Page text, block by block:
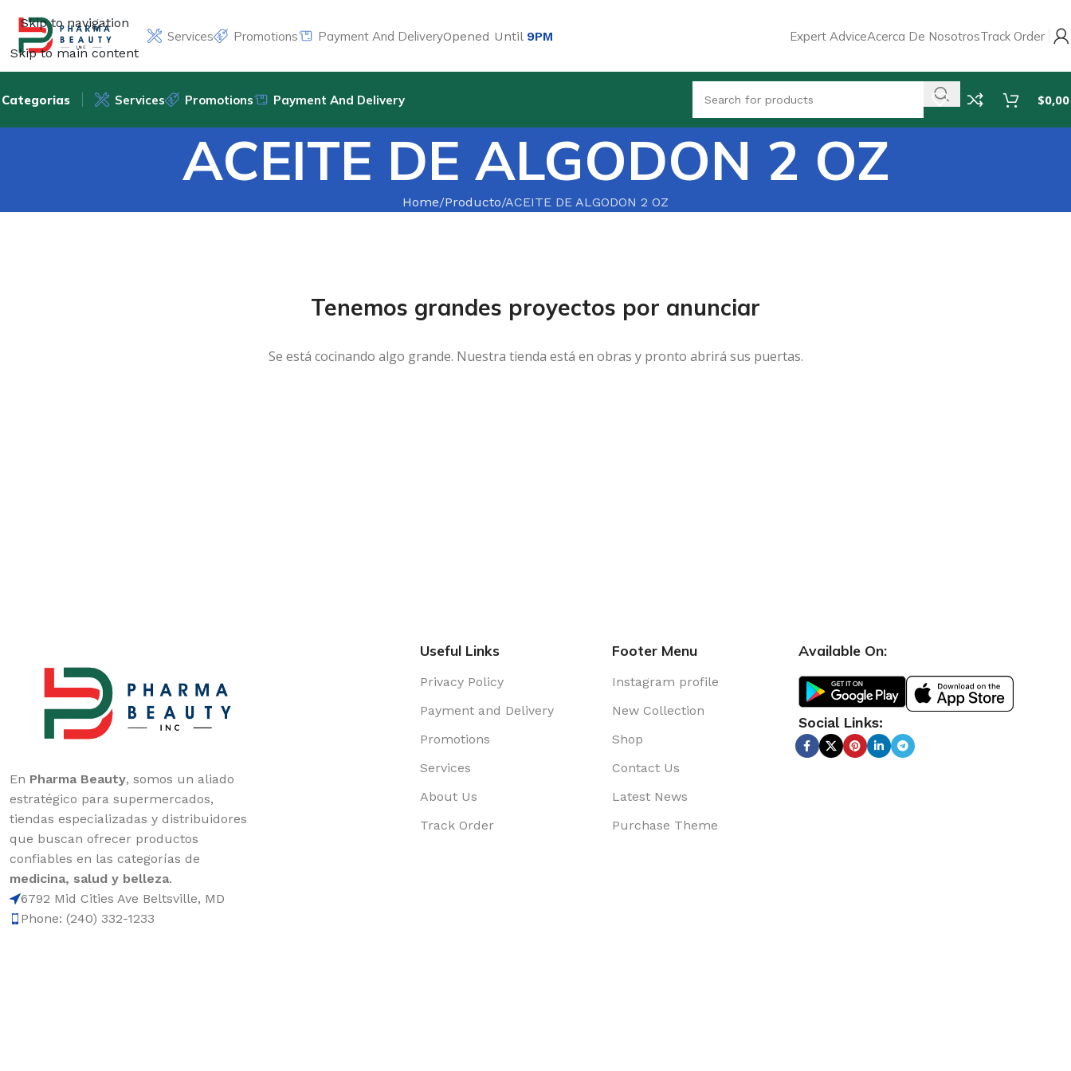
Skip to navigation
Skip to main content
Services Promotions Payment And DeliveryOpened Until 9PM Expert AdviceAcerca De NosotrosTrack Order
Categorias Services Promotions Payment And Delivery $0,00
ACEITE DE ALGODON 2 OZ
Home Producto ACEITE DE ALGODON 2 OZ
Tenemos grandes proyectos por anunciar
Se está cocinando algo grande. Nuestra tienda está en obras y pronto abrirá sus puertas.
En Pharma Beauty, somos un aliado
estratégico para supermercados,
tiendas especializadas y distribuidores
que buscan ofrecer productos
confiables en las categorías de
medicina, salud y belleza.
6792 Mid Cities Ave Beltsville, MD
Phone: (240) 332-1233
Useful Links
Privacy Policy
Payment and Delivery
Promotions
Services
About Us
Track Order
Footer Menu
Instagram profile
New Collection
Shop
Contact Us
Latest News
Purchase Theme
Available On:
Social Links: